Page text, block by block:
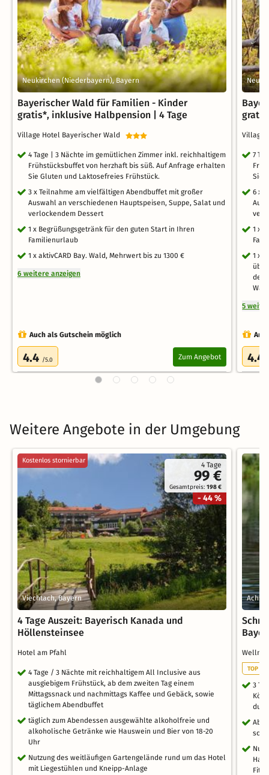
Neukirchen (Niederbayern), Bayern
Bayerischer Wald für Familien - Kinder
gratis*, inklusive Halbpension | 4 Tage
Village Hotel Bayerischer Wald
4 Tage | 3 Nächte im gemütlichen Zimmer inkl. reichhaltigem
Frühstücksbuffet von herzhaft bis süß. Auf Anfrage erhalten
Sie Gluten und Laktosefreies Frühstück.
3 x Teilnahme am vielfältigen Abendbuffet mit großer
Auswahl an verschiedenen Hauptspeisen, Suppe, Salat und
verlockendem Dessert
1 x Begrüßungsgetränk für den guten Start in Ihren
Familienurlaub
1 x aktivCARD Bay. Wald, Mehrwert bis zu 1300 €
6 weitere anzeigen
Auch als Gutschein möglich
4.4 /5.0 Zum Angebot
Village
7
Sie
6 x
1 x
1 x
der
5
4.4
Weitere Angebote in der Umgebung
4 Tage
99 €
Gesamtpreis:198 €
- 44 %
Kostenlos stornierbar
Viechtach, Bayern
4 Tage Auszeit: Bayerisch Kanada und
Höllensteinsee
Hotel am Pfahl
4 Tage / 3 Nächte mit reichhaltigem All Inclusive aus
ausgiebigem Frühstück, ab dem zweiten Tag einem
Mittagssnack und nachmittags Kaffee und Gebäck, sowie
täglichem Abendbuffet
täglich zum Abendessen ausgewählte alkoholfreie und
alkoholische Getränke wie Hauswein und Bier von 18-20
Uhr
Nutzung des weitläufigen Gartengelände rund um das Hotel
mit Liegestühlen und Kneipp-Anlage
TOP
3